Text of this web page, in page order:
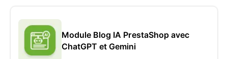
Module Blog IA PrestaShop avec
ChatGPT et Gemini